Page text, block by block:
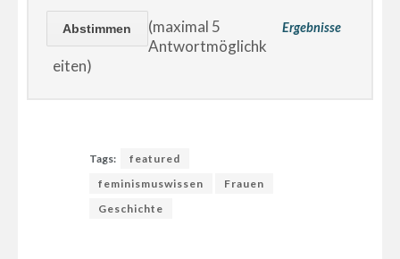
Ergebnisse
(maximal 5
Antwortmöglichk
eiten)
Tags:
featured
feminismuswissen
Frauen
Geschichte